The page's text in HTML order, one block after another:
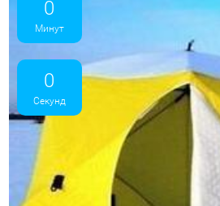
0
Минут
0
Секунд